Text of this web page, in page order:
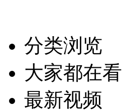
分类浏览
大家都在看
最新视频